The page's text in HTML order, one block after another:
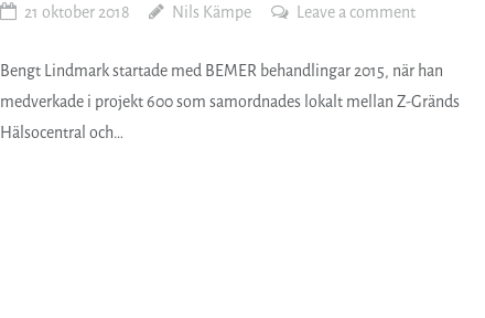
21 oktober 2018 Nils Kämpe Leave a comment
Bengt Lindmark startade med BEMER behandlingar 2015, när han
medverkade i projekt 600 som samordnades lokalt mellan Z-Gränds
Hälsocentral och…